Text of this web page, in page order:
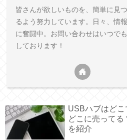
皆さんが欲しいものを、簡単に見
るよう努力しています。日々、情
に奮闘中。お問い合わせはいつで
しております！
USBハブはどこ
どこに売ってる
を紹介